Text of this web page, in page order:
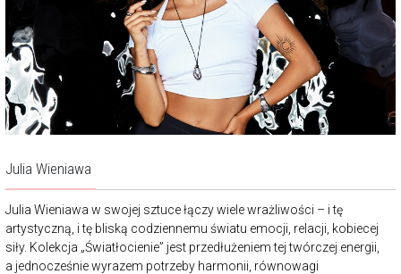
Julia Wieniawa
Julia Wieniawa w swojej sztuce łączy wiele wrażliwości – i tę
artystyczną, i tę bliską codziennemu światu emocji, relacji, kobiecej
siły. Kolekcja „Światłocienie” jest przedłużeniem tej twórczej energii,
a jednocześnie wyrazem potrzeby harmonii, równowagi